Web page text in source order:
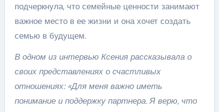
подчеркнула, что семейные ценности занимают
важное место в ее жизни и она хочет создать
семью в будущем.
В одном из интервью Ксения рассказывала о
своих представлениях о счастливых
отношениях: «Для меня важно иметь
понимание и поддержку партнера. Я верю, что